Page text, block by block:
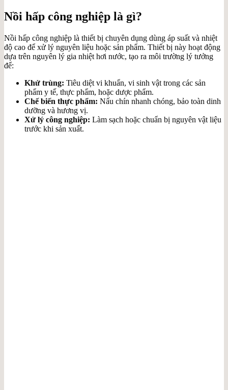
Nồi hấp công nghiệp là gì?
Nồi hấp công nghiệp là thiết bị chuyên dụng dùng áp suất và nhiệt
độ cao để xử lý nguyên liệu hoặc sản phẩm. Thiết bị này hoạt động
dựa trên nguyên lý gia nhiệt hơi nước, tạo ra môi trường lý tưởng
để:
Khử trùng: Tiêu diệt vi khuẩn, vi sinh vật trong các sản
phẩm y tế, thực phẩm, hoặc dược phẩm.
Chế biến thực phẩm: Nấu chín nhanh chóng, bảo toàn dinh
dưỡng và hương vị.
Xử lý công nghiệp: Làm sạch hoặc chuẩn bị nguyên vật liệu
trước khi sản xuất.